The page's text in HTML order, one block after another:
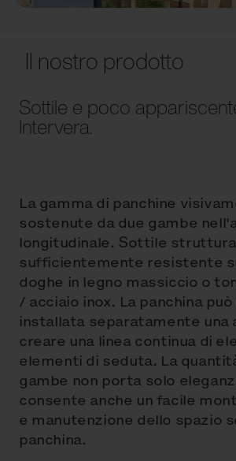
Il nostro prodotto
Sottile e poco
Intervera.
La gamma di panchine
sostenute da due gambe
longitudinale. Sottile struttura
sufficientemente resistente
doghe in legno massiccio o
/ acciaio inox. La panchina
installata separatamente una
creare una linea continua di
elementi di seduta. La
gambe non porta solo
consente anche un facile
e manutenzione dello spazio
panchina.